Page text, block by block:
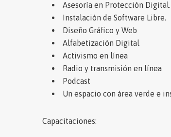
Asesoría en Protección Digital.
Instalación de Software Libre.
Diseño Gráfico y Web
Alfabetización Digital
Activismo en línea
Radio y transmisión en línea
Podcast
Un espacio con área verde e
Capacitaciones: